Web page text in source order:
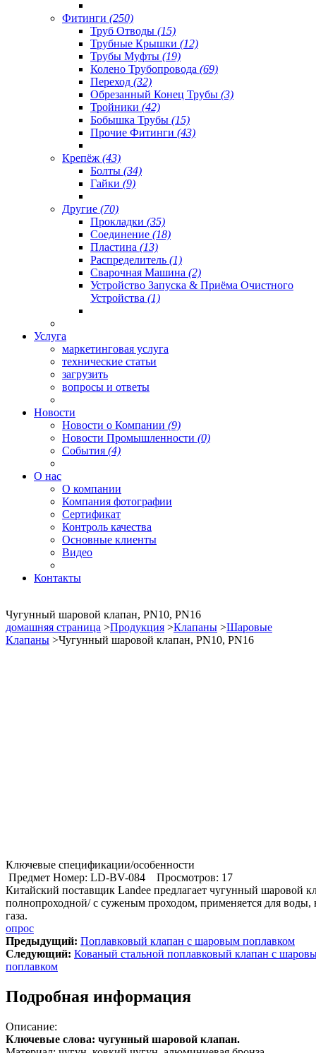
Фитинги (250)
Труб Отводы (15)
Трубные Крышки (12)
Трубы Муфты (19)
Колено Трубопровода (69)
Переход (32)
Обрезанный Конец Трубы (3)
Тройники (42)
Бобышка Трубы (15)
Прочие Фитинги (43)
Крепёж (43)
Болты (34)
Гайки (9)
Другие (70)
Прокладки (35)
Соединение (18)
Пластина (13)
Распределитель (1)
Сварочная Машина (2)
Устройство Запуска & Приёма Очистного
Устройства (1)
Услуга
маркетинговая услуга
технические статьи
загрузить
вопросы и ответы
Новости
Новости о Компании (9)
Новости Промышленности (0)
События (4)
О нас
О компании
Компания фотографии
Сертификат
Контроль качества
Основные клиенты
Видео
Контакты
Чугунный шаровой клапан, PN10, PN16
домашняя страница >Продукция >Клапаны >Шаровые
Клапаны >Чугунный шаровой клапан, PN10, PN16
Ключевые спецификации/особенности
Предмет Номер: LD-BV-084
Просмотров: 17
Китайский поставщик Landee предлагает чугунный шаровой
полнопроходной/ с суженым проходом, применяется для воды,
газа.
опрос
Предыдущий: Поплавковый клапан с шаровым поплавком
Cледующий: Кованый стальной поплавковый клапан с
поплавком
Подробная информация
Описание:
Ключевые слова: чугунный шаровой клапан.